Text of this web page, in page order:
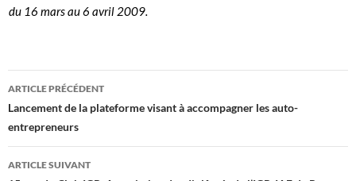
du 16 mars au 6 avril 2009.
Navigation
des
articles
ARTICLE PRÉCÉDENT
Lancement de la plateforme visant à accompagner les auto-
entrepreneurs
ARTICLE SUIVANT